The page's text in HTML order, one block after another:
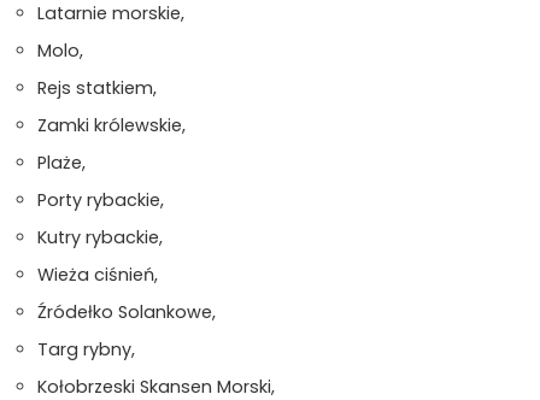
Latarnie morskie,
Molo,
Rejs statkiem,
Zamki królewskie,
Plaże,
Porty rybackie,
Kutry rybackie,
Wieża ciśnień,
Źródełko Solankowe,
Targ rybny,
Kołobrzeski Skansen Morski,